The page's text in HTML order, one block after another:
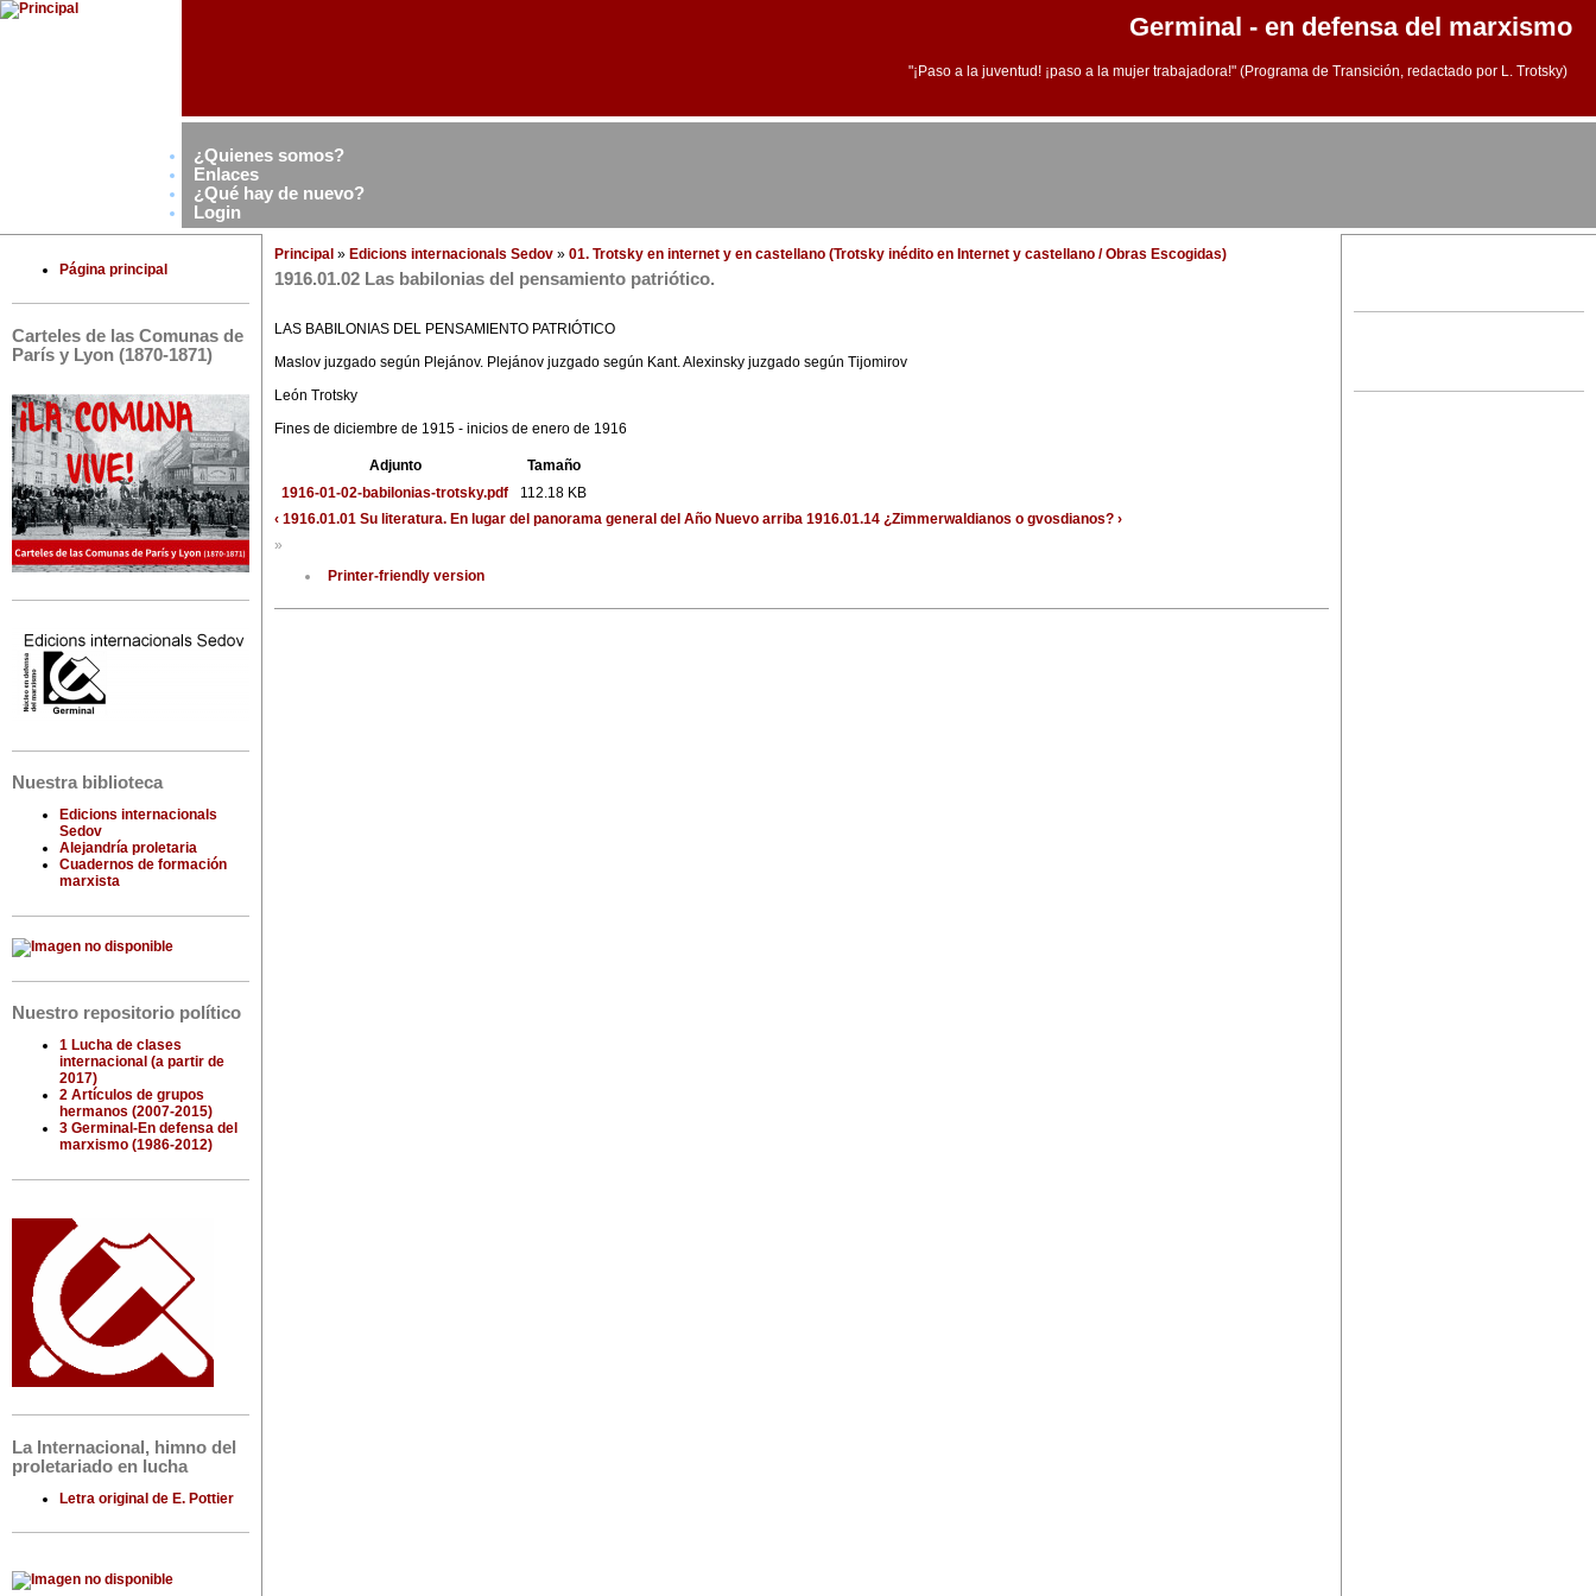
Germinal - en defensa del marxismo
"¡Paso a la juventud! ¡paso a la mujer trabajadora!" (Programa de Transición, redactado por L. Trotsky)
¿Quienes somos?
Enlaces
¿Qué hay de nuevo?
Login
Página principal
Carteles de las Comunas de
París y Lyon (1870-1871)
Nuestra biblioteca
Edicions internacionals
Sedov
Alejandría proletaria
Cuadernos de formación
marxista
Nuestro repositorio político
1 Lucha de clases
internacional (a partir de
2017)
2 Artículos de grupos
hermanos (2007-2015)
3 Germinal-En defensa del
marxismo (1986-2012)
La Internacional, himno del
proletariado en lucha
Letra original de E. Pottier
Principal » Edicions internacionals Sedov » 01. Trotsky en internet y en castellano (Trotsky inédito en Internet y castellano / Obras Escogidas)
1916.01.02 Las babilonias del pensamiento patriótico.
LAS BABILONIAS DEL PENSAMIENTO PATRIÓTICO
Maslov juzgado según Plejánov. Plejánov juzgado según Kant. Alexinsky juzgado según Tijomirov
León Trotsky
Fines de diciembre de 1915 - inicios de enero de 1916
Adjunto
Tamaño
1916-01-02-babilonias-trotsky.pdf
112.18 KB
‹ 1916.01.01 Su literatura. En lugar del panorama general del Año Nuevo arriba 1916.01.14 ¿Zimmerwaldianos o gvosdianos? ›
»
Printer-friendly version